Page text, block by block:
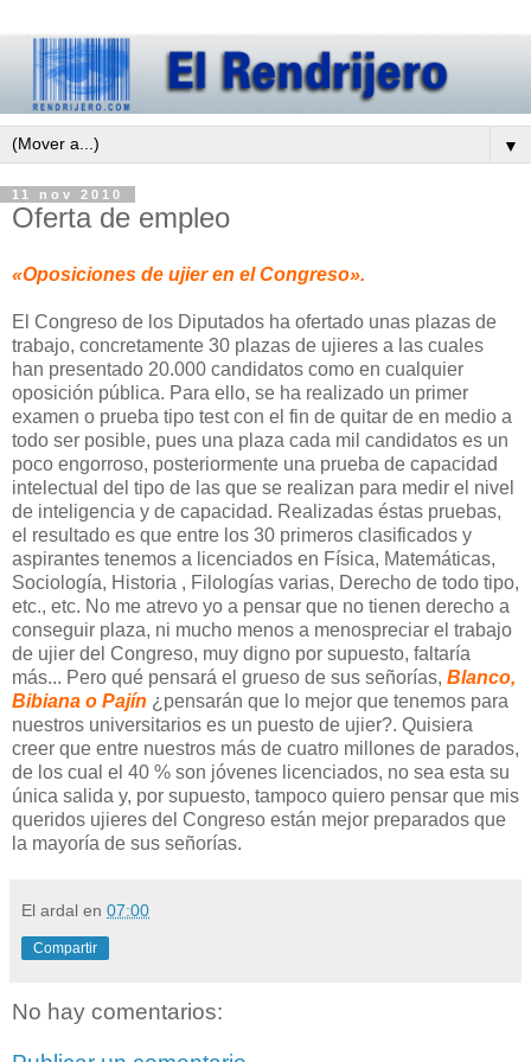
▼
11 nov 2010
Oferta de empleo
«Oposiciones de ujier en el Congreso».
El Congreso de los Diputados ha ofertado unas plazas de
trabajo, concretamente 30 plazas de ujieres a las cuales
han presentado 20.000 candidatos como en cualquier
oposición pública. Para ello, se ha realizado un primer
examen o prueba tipo test con el fin de quitar de en medio a
todo ser posible, pues una plaza cada mil candidatos es un
poco engorroso, posteriormente una prueba de capacidad
intelectual del tipo de las que se realizan para medir el nivel
de inteligencia y de capacidad. Realizadas éstas pruebas,
el resultado es que entre los 30 primeros clasificados y
aspirantes tenemos a licenciados en Física, Matemáticas,
Sociología, Historia , Filologías varias, Derecho de todo tipo,
etc., etc. No me atrevo yo a pensar que no tienen derecho a
conseguir plaza, ni mucho menos a menospreciar el trabajo
de ujier del Congreso, muy digno por supuesto, faltaría
más... Pero qué pensará el grueso de sus señorías, Blanco,
Bibiana o Pajín ¿pensarán que lo mejor que tenemos para
nuestros universitarios es un puesto de ujier?. Quisiera
creer que entre nuestros más de cuatro millones de parados,
de los cual el 40 % son jóvenes licenciados, no sea esta su
única salida y, por supuesto, tampoco quiero pensar que mis
queridos ujieres del Congreso están mejor preparados que
la mayoría de sus señorías.
El ardal en 07:00
Compartir
No hay comentarios: